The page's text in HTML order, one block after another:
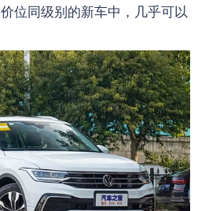
位同级别的新车中，几乎可以